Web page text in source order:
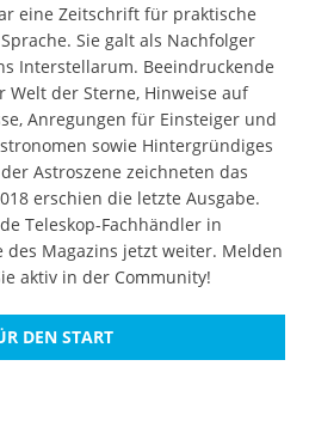
eine Zeitschrift für praktische
Sie galt als Nachfolger
Interstellarum. Beeindruckende
Welt der Sterne, Hinweise auf
Anregungen für Einsteiger und
sowie Hintergründiges
Astroszene zeichneten das
erschien die letzte Ausgabe.
Teleskop-Fachhändler in
Magazins jetzt weiter. Melden
aktiv in der Community!
DEN START